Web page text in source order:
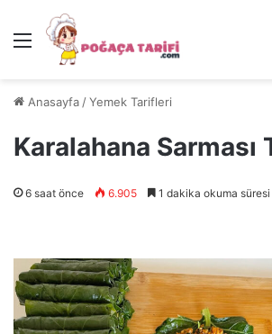
Menü
Anasayfa /Yemek Tarifleri
Karalahana Sarması
6 saat önce 6.905 1 dakika okuma süresi